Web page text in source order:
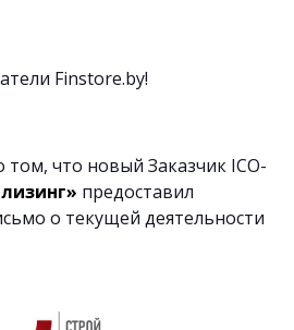
Finstore.by!
что новый Заказчик ICO-
предоставил
о текущей деятельности